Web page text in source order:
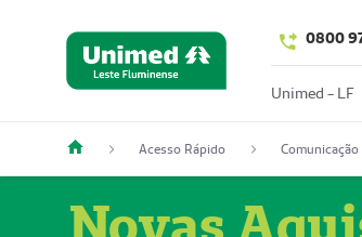
0800
Unimed - LF
Acesso Rápido Comunicação